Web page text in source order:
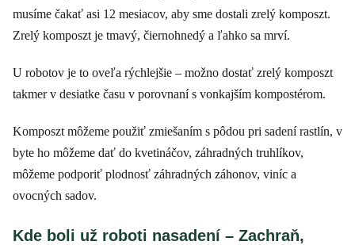
musíme čakať asi 12 mesiacov, aby sme dostali zrelý komposzt.
Zrelý komposzt je tmavý, čiernohnedý a ľahko sa mrví.
U robotov je to oveľa rýchlejšie – možno dostať zrelý komposzt
takmer v desiatke času v porovnaní s vonkajším kompostérom.
Komposzt môžeme použiť zmiešaním s pôdou pri sadení rastlín, v
byte ho môžeme dať do kvetináčov, záhradných truhlíkov,
môžeme podporiť plodnosť záhradných záhonov, viníc a
ovocných sadov.
Kde boli už roboti nasadení – Zachraň,